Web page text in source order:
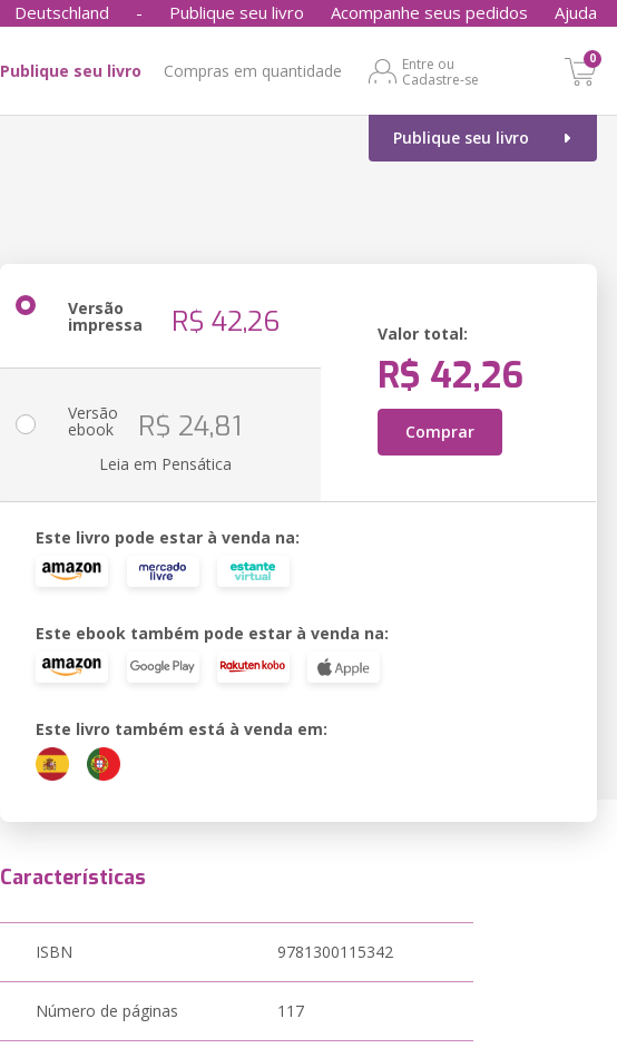
Deutschland - Publique seu livro Acompanhe seus pedidos Ajuda
Publique seu livro Compras em quantidade
Entre ou
Cadastre-se
0
Publique seu livro
Versão
impressa R$ 42,26 Valor total:
R$ 42,26
Comprar
Versão
ebook R$ 24,81
Leia em Pensática
Este livro pode estar à venda na:
Este ebook também pode estar à venda na:
Este livro também está à venda em:
Características
ISBN 9781300115342
Número de páginas 117